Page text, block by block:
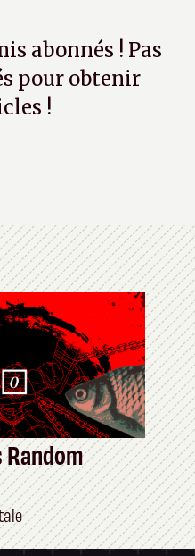
abonnés ! Pas
pour obtenir
!